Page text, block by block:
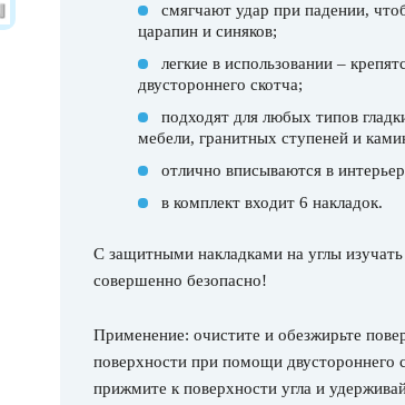
смягчают удар при падении,
царапин и синяков;
легкие в использовании –
двустороннего скотча;
подходят для любых типов
мебели, гранитных ступеней и
отлично вписываются в
в комплект входит 6 накладок.
С защитными накладками на углы
совершенно безопасно!
Применение: очистите и обезжирьте
поверхности при помощи двустороннего
прижмите к поверхности угла и